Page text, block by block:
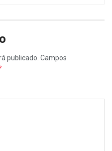
publicado. Campos